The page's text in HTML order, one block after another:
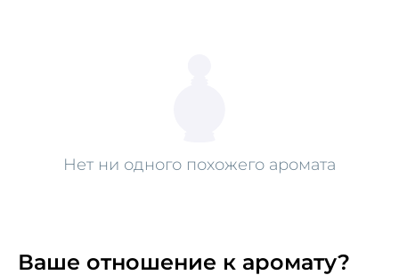
Нет ни одного похожего аромата
Ваше отношение к аромату?